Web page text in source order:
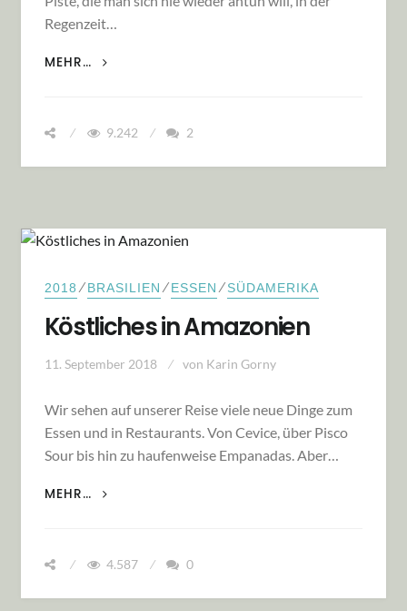
Regenzeit…
MEHR…
ABENTEUER TRANSAMAZONICA – SCHAFFEN
9.242 2
2018 ⁄BRASILIEN ⁄ESSEN ⁄SÜDAMERIKA
Köstliches in Amazonien
11. September 2018 von Karin Gorny
Wir sehen auf unserer Reise viele neue Dinge zum
Essen und in Restaurants. Von Cevice, über Pisco
Sour bis hin zu haufenweise Empanadas. Aber…
MEHR… KÖSTLICHES IN AMAZONIEN
4.587 0